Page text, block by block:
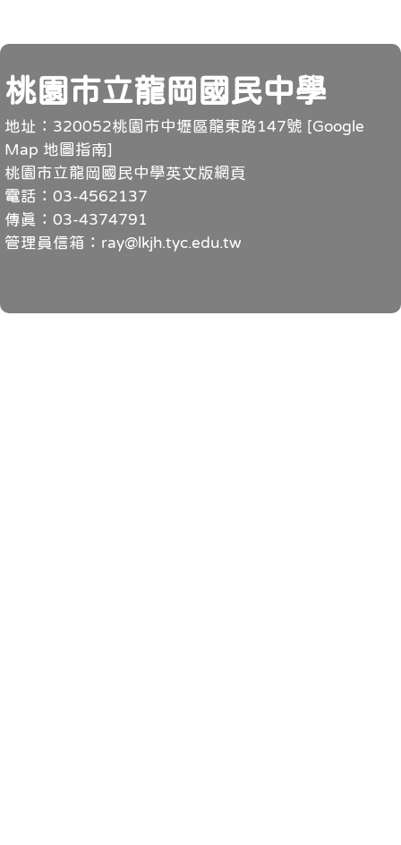
頁尾
桃園市立龍岡國民中學
地址：320052桃園市中壢區龍東路147號 [Google
Map 地圖指南]
桃園市立龍岡國民中學英文版網頁
電話：03-4562137
傳真：03-4374791
管理員信箱：ray@lkjh.tyc.edu.tw